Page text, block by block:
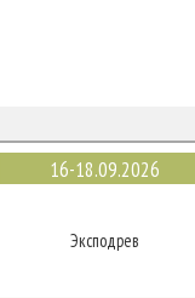
16-18.09.2026
Эксподрев